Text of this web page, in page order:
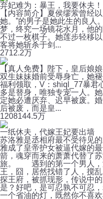
弃妃难为：暴王，我要休夫！
【内容简介】夏侯缪萦曾经
她。”的男子是她此生的良人
梦，终究一场镜花水月，他
不过一枚棋子。她莲步轻移
客将她斩杀于剑...
2712.2万
【真人免费】陛下，皇后娘
双生妹妹婚前受辱身亡，她
福利领取，V：shiql_77暴君
多是替身，唯独专宠一人。
定她必遭厌弃、迟早被废。
后被废，而是皇...
1208144.5万
一纸休夫，代嫁王妃要出墙
苏洛雅是丞相府最不受待见
雅成了皇帝护女被逼代嫁
箭，魂穿而来的萧萧代替了
旅。 遇到的第一个男人
王，囧，居然找错了人，
探王府，被抓现形，传说中
是？好吧，是可忍孰不可忍
一个省油的灯，既然你不喜